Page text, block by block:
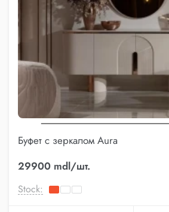
Буфет c зеркалом Aura
29900 mdl/шт.
Stock: